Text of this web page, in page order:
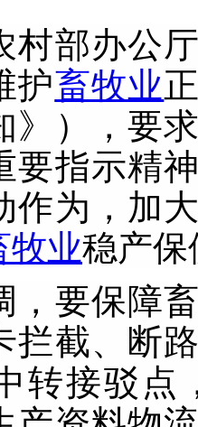
村部办公
护畜牧业
》），要
要指示精
作为，加
牧业稳产
，要保障
拦截、断
转接驳点